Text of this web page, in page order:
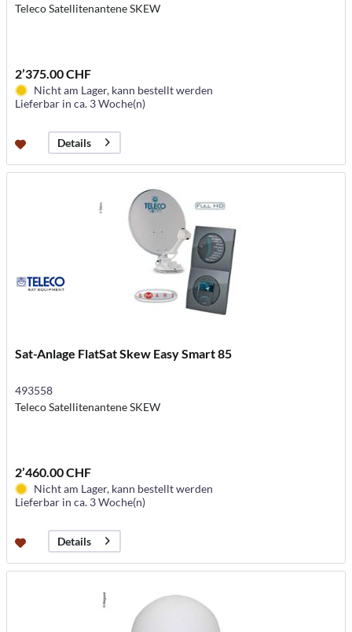
Teleco Satellitenantene SKEW
2’375.00 CHF
Nicht am Lager, kann bestellt werden
Lieferbar in ca. 3 Woche(n)
Details
Sat-Anlage FlatSat Skew Easy Smart 85
493558
Teleco Satellitenantene SKEW
2’460.00 CHF
Nicht am Lager, kann bestellt werden
Lieferbar in ca. 3 Woche(n)
Details